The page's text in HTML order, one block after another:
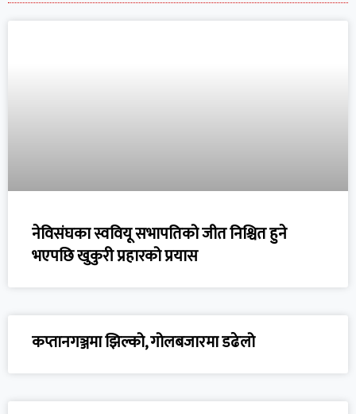
नेविसंघका स्ववियू सभापतिको जीत निश्चित हुने
भएपछि खुकुरी प्रहारको प्रयास
कप्तानगञ्जमा झिल्को, गोलबजारमा डढेलो